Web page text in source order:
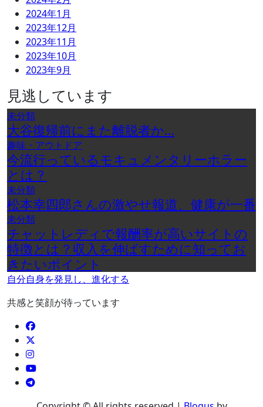
2024年1月
2023年12月
2023年11月
2023年10月
2023年9月
見逃しています
未分類
大谷復帰前にまた離脱者か…
趣味・アウトドア
今流行っているモキュメンタリーホラー
とは？
未分類
松本幸四郎さんの激やせ報道、健康が一番
未分類
チャットレディで報酬率が高いサイトの
特徴とは？収入を伸ばすために知ってお
きたいポイント
自分自身を発見し、進化する
共感と笑顔が待っています